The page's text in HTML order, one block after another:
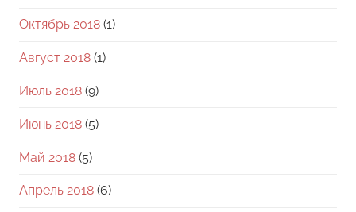
Октябрь 2018 (1)
Август 2018 (1)
Июль 2018 (9)
Июнь 2018 (5)
Май 2018 (5)
Апрель 2018 (6)